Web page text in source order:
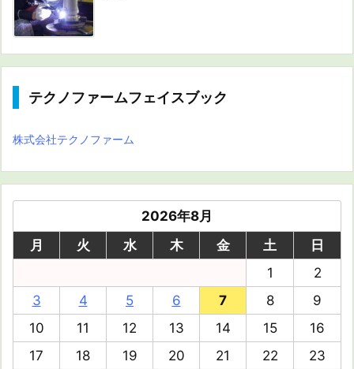
テクノファームフェイスブック
株式会社テクノファーム
2026年8月
月
火 水 木 金 土
日
1
2
3
4 5 6 7 8
9
10
11 12 13 14 15
16
17
18 19 20 21 22
23